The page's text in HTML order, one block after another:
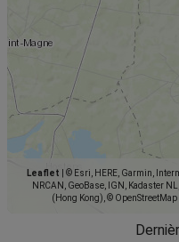
Leaflet
© Esri, HERE, Garmin,
NRCAN, GeoBase, IGN, Kadaster
(Hong Kong), ©